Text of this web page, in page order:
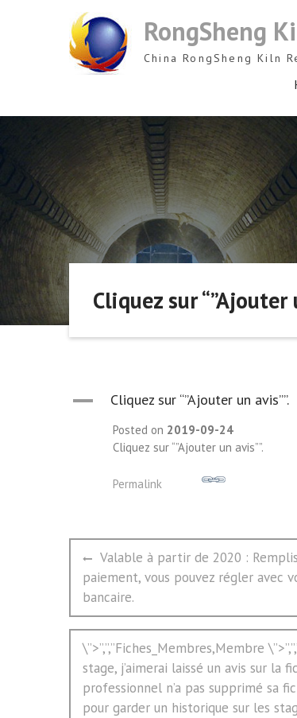
RongSheng
China RongSheng Kiln
Cliquez sur “”Ajouter
A Cliquez sur “”Ajouter un avis””.
Posted on 2019-09-24
Cliquez sur “”Ajouter un avis””.
Permalink
文
章
导
航
Previous
post:
Valable à partir de 2020 :
paiement, vous pouvez régler avec
bancaire.
Next
post:
\”>”,”,”Fiches_Membres,Membre
stage, j’aimerai laissé un avis sur la
professionnel n’a pas supprimé sa
pour garder un historique sur les